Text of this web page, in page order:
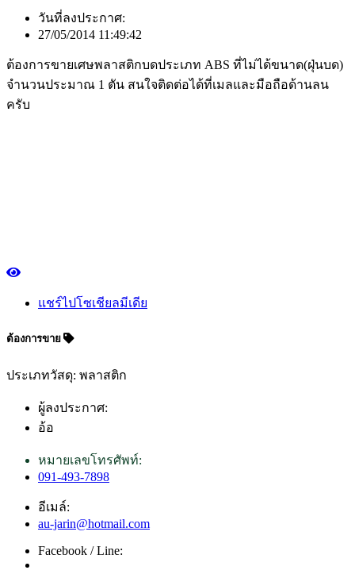
วันที่ลงประกาศ:
27/05/2014 11:49:42
ต้องการขายเศษพลาสติกบดประเภท ABS ที่ไม่ได้ขนาด(ฝุ่นบด)
จำนวนประมาณ 1 ตัน สนใจติดต่อได้ที่เมลและมือถือด้านลน
ครับ
แชร์ไปโซเชียลมีเดีย
ต้องการขาย
ประเภทวัสดุ: พลาสติก
ผู้ลงประกาศ:
อ้อ
หมายเลขโทรศัพท์:
091-493-7898
อีเมล์:
au-jarin@hotmail.com
Facebook / Line: